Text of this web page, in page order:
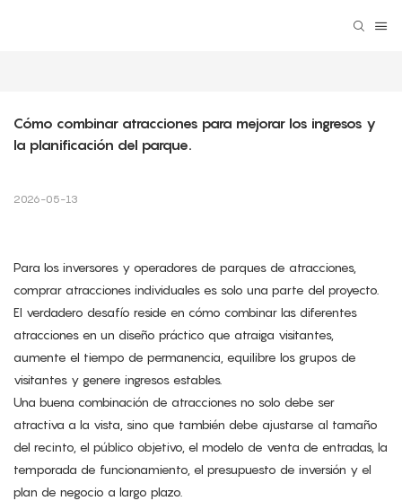
Cómo combinar atracciones para mejorar los ingresos y
la planificación del parque.
2026-05-13
Para los inversores y operadores de parques de atracciones,
comprar atracciones individuales es solo una parte del proyecto.
El verdadero desafío reside en cómo combinar las diferentes
atracciones en un diseño práctico que atraiga visitantes,
aumente el tiempo de permanencia, equilibre los grupos de
visitantes y genere ingresos estables.
Una buena combinación de atracciones no solo debe ser
atractiva a la vista, sino que también debe ajustarse al tamaño
del recinto, el público objetivo, el modelo de venta de entradas, la
temporada de funcionamiento, el presupuesto de inversión y el
plan de negocio a largo plazo.